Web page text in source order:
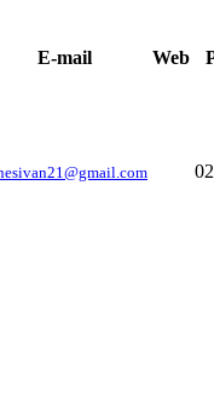
E-mail Web